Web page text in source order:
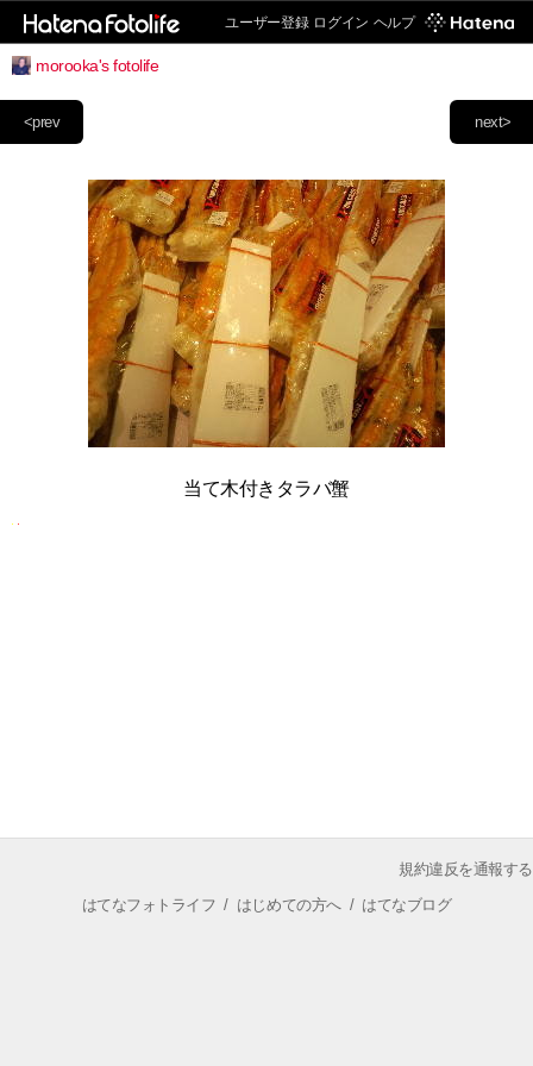
ユーザー登録 ログイン ヘルプ
morooka's fotolife
next>
<prev
当て木付きタラバ蟹
規約違反を通報する
はてなフォトライフ / はじめての方へ/ はてなブログ